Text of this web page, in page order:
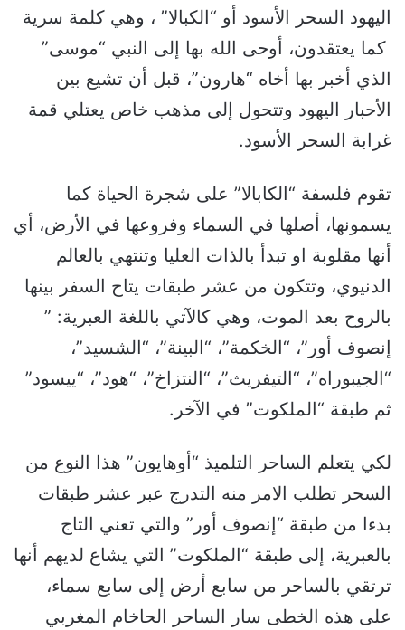
اليهود السحر الأسود أو “الكبالا” ، وهي كلمة سرية
كما يعتقدون، أوحى الله بها إلى النبي “موسى”
الذي أخبر بها أخاه “هارون”، قبل أن تشيع بين
الأحبار اليهود وتتحول إلى مذهب خاص يعتلي قمة
غرابة السحر الأسود.
تقوم فلسفة “الكابالا” على شجرة الحياة كما
يسمونها، أصلها في السماء وفروعها في الأرض، أي
أنها مقلوبة او تبدأ بالذات العليا وتنتهي بالعالم
الدنيوي، وتتكون من عشر طبقات يتاح السفر بينها
بالروح بعد الموت، وهي كالآتي باللغة العبرية: ”
إنصوف أور”، “الخكمة”، “البينة”، “الشسيد”،
“الجيبوراه”، “التيفريث”، “النتزاخ”، “هود”، “ييسود”
ثم طبقة “الملكوت” في الآخر.
لكي يتعلم الساحر التلميذ “أوهايون” هذا النوع من
السحر تطلب الامر منه التدرج عبر عشر طبقات
بدءا من طبقة “إنصوف أور” والتي تعني التاج
بالعبرية، إلى طبقة “الملكوت” التي يشاع لديهم أنها
ترتقي بالساحر من سابع أرض إلى سابع سماء،
على هذه الخطى سار الساحر الحاخام المغربي